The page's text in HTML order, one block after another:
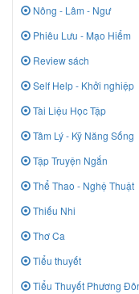
Nông - Lâm - Ngư
Phiêu Lưu - Mạo Hiểm
Review sách
Self Help - Khởi nghiệp
Tài Liệu Học Tập
Tâm Lý - Kỹ Năng Sống
Tập Truyện Ngắn
Thể Thao - Nghệ Thuật
Thiếu Nhi
Thơ Ca
Tiểu thuyết
Tiểu Thuyết Phương